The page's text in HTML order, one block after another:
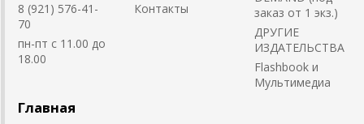
8 (921) 576-41-
70
пн-пт с 11.00 до
18.00
Контакты
заказ от 1 экз.)
ДРУГИЕ
ИЗДАТЕЛЬСТВА
Flashbook и
Мультимедиа
Главная